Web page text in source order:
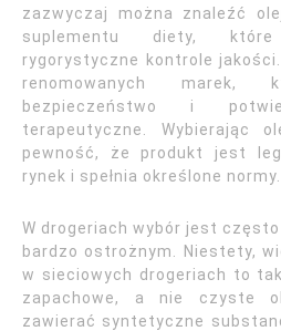
zazwyczaj można znaleźć
suplementu diety,
rygorystyczne kontrole
renomowanych
bezpieczeństwo i
terapeutyczne. Wybierając
pewność, że produkt jest
rynek i spełnia określone normy.
W drogeriach wybór jest
bardzo ostrożnym. Niestety,
w sieciowych drogeriach to
zapachowe, a nie czyste
zawierać syntetyczne